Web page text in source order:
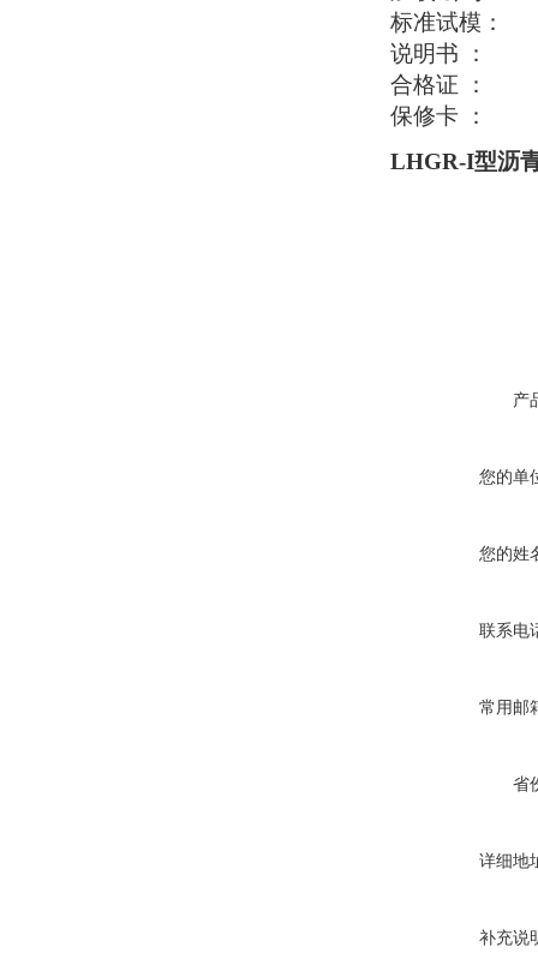
标准试模：
说明书 ：
合格证 ：
保修卡 ：
LHGR-I型沥
产
您的单
您的姓
联系电
常用邮
省
详细地
补充说